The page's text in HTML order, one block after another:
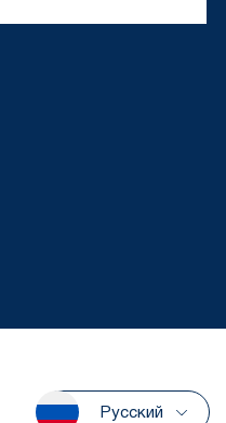
Русский